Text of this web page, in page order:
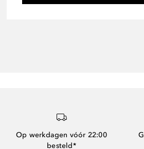
Op werkdagen vóór 22:00
besteld*